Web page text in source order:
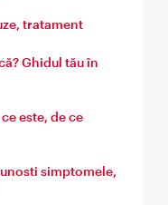
tratament
Ghidul tău în
este, de ce
simptomele,